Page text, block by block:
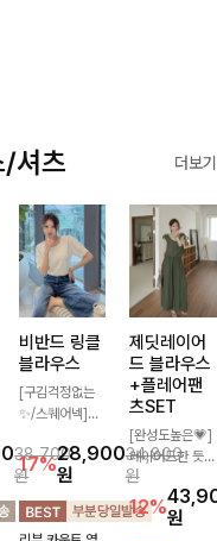
/셔츠 더보기
38,700
원
비반드 링클
블라우스
[구김걱정없는
✨/스퀘어넥]입
엠보 텍스처가
돋보이는 블라우
스- 여유로운 실
루엣과 물결 짜
17%28,900
원
34,800
원
제딧레이어
드 블라우스
+플레어팬
츠SET
[완성도높은💗]
레이어드한 듯
자연스러운 나시
와 버튼 원피스
가 함께 구성된
12%원